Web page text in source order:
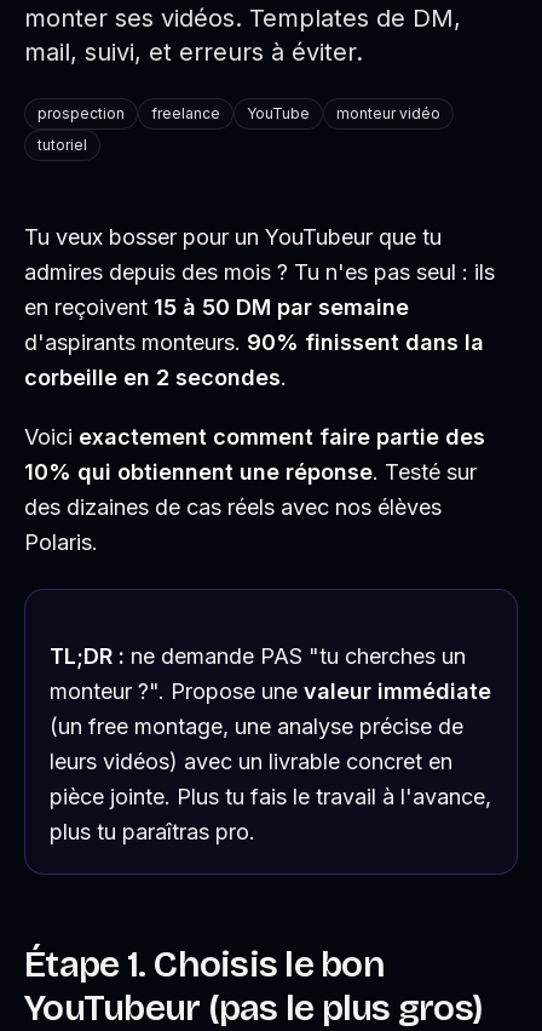
monter ses vidéos. Templates de DM,
mail, suivi, et erreurs à éviter.
prospection freelance YouTube
monteur vidéo
tutoriel
Tu veux bosser pour un YouTubeur que tu
admires depuis des mois ? Tu n'es pas seul : ils
en reçoivent 15 à 50 DM par semaine
d'aspirants monteurs. 90% finissent dans la
corbeille en 2 secondes.
Voici exactement comment faire partie des
10% qui obtiennent une réponse. Testé sur
des dizaines de cas réels avec nos élèves
Polaris.
TL;DR : ne demande PAS "tu cherches un
monteur ?". Propose une valeur immédiate
(un free montage, une analyse précise de
leurs vidéos) avec un livrable concret en
pièce jointe. Plus tu fais le travail à l'avance,
plus tu paraîtras pro.
Étape 1. Choisis le bon
YouTubeur (pas le plus gros)